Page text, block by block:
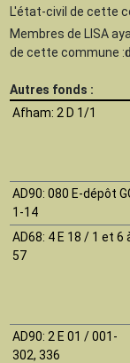
L'état-civil de cette
Membres de LISA
de cette commune :
Autres fonds :
Afham: 2 D 1/1
AD90: 080 E-dépôt
1-14
AD68: 4 E 18 / 1 et 6
57
AD90: 2 E 01 / 001-
302, 336